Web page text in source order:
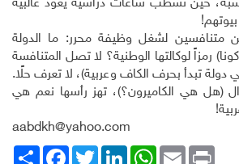
حين نشطب ساعات دراسية يعود غالبية
!
لشغل وظيفة محرر: ما الدولة
رمزاً لوكالتها الوطنية؟ لا تصل المتنافسة
دولة تبدأ بحرف الكاف وعربية)، لا تعرف حلًا.
(هل هي الكاميرون؟)، تهز رأسها نعم هي
aabdkh@yahoo.com
انشر
FacebookTwitterLinkedIn
WhatsAppEmail Print